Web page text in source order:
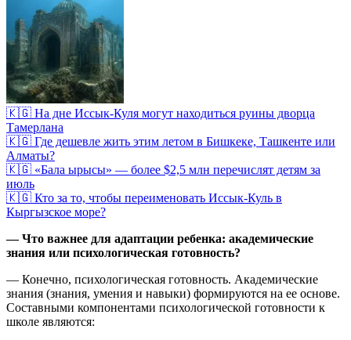
🇰🇬 На дне Иссык-Куля могут находиться руины дворца
Тамерлана
🇰🇬 Где дешевле жить этим летом в Бишкеке, Ташкенте или
Алматы?
🇰🇬 «Бала ырысы» — более $2,5 млн перечислят детям за
июль
🇰🇬 Кто за то, чтобы переименовать Иссык-Куль в
Кыргызское море?
— Что важнее для адаптации ребенка: академические
знания или психологическая готовность?
— Конечно, психологическая готовность. Академические
знания (знания, умения и навыки) формируются на ее основе.
Составными компонентами психологической готовности к
школе являются: